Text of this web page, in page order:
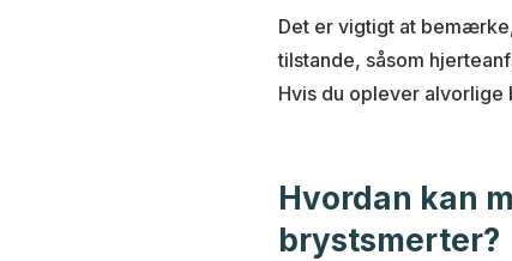
Det er vigtigt at
tilstande, såsom
Hvis du oplever
Hvordan kan
brystsmerter?